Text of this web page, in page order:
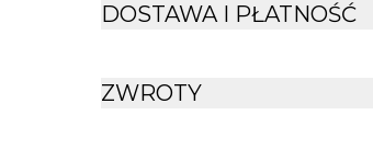
DOSTAWA I PŁATNOŚĆ
ZWROTY